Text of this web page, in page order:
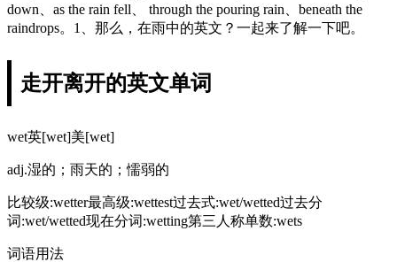
down、as the rain fell、 through the pouring rain、beneath the
raindrops。1、那么，在雨中的英文？一起来了解一下吧。
走开离开的英文单词
wet英[wet]美[wet]
adj.湿的；雨天的；懦弱的
比较级:wetter最高级:wettest过去式:wet/wetted过去分
词:wet/wetted现在分词:wetting第三人称单数:wets
词语用法